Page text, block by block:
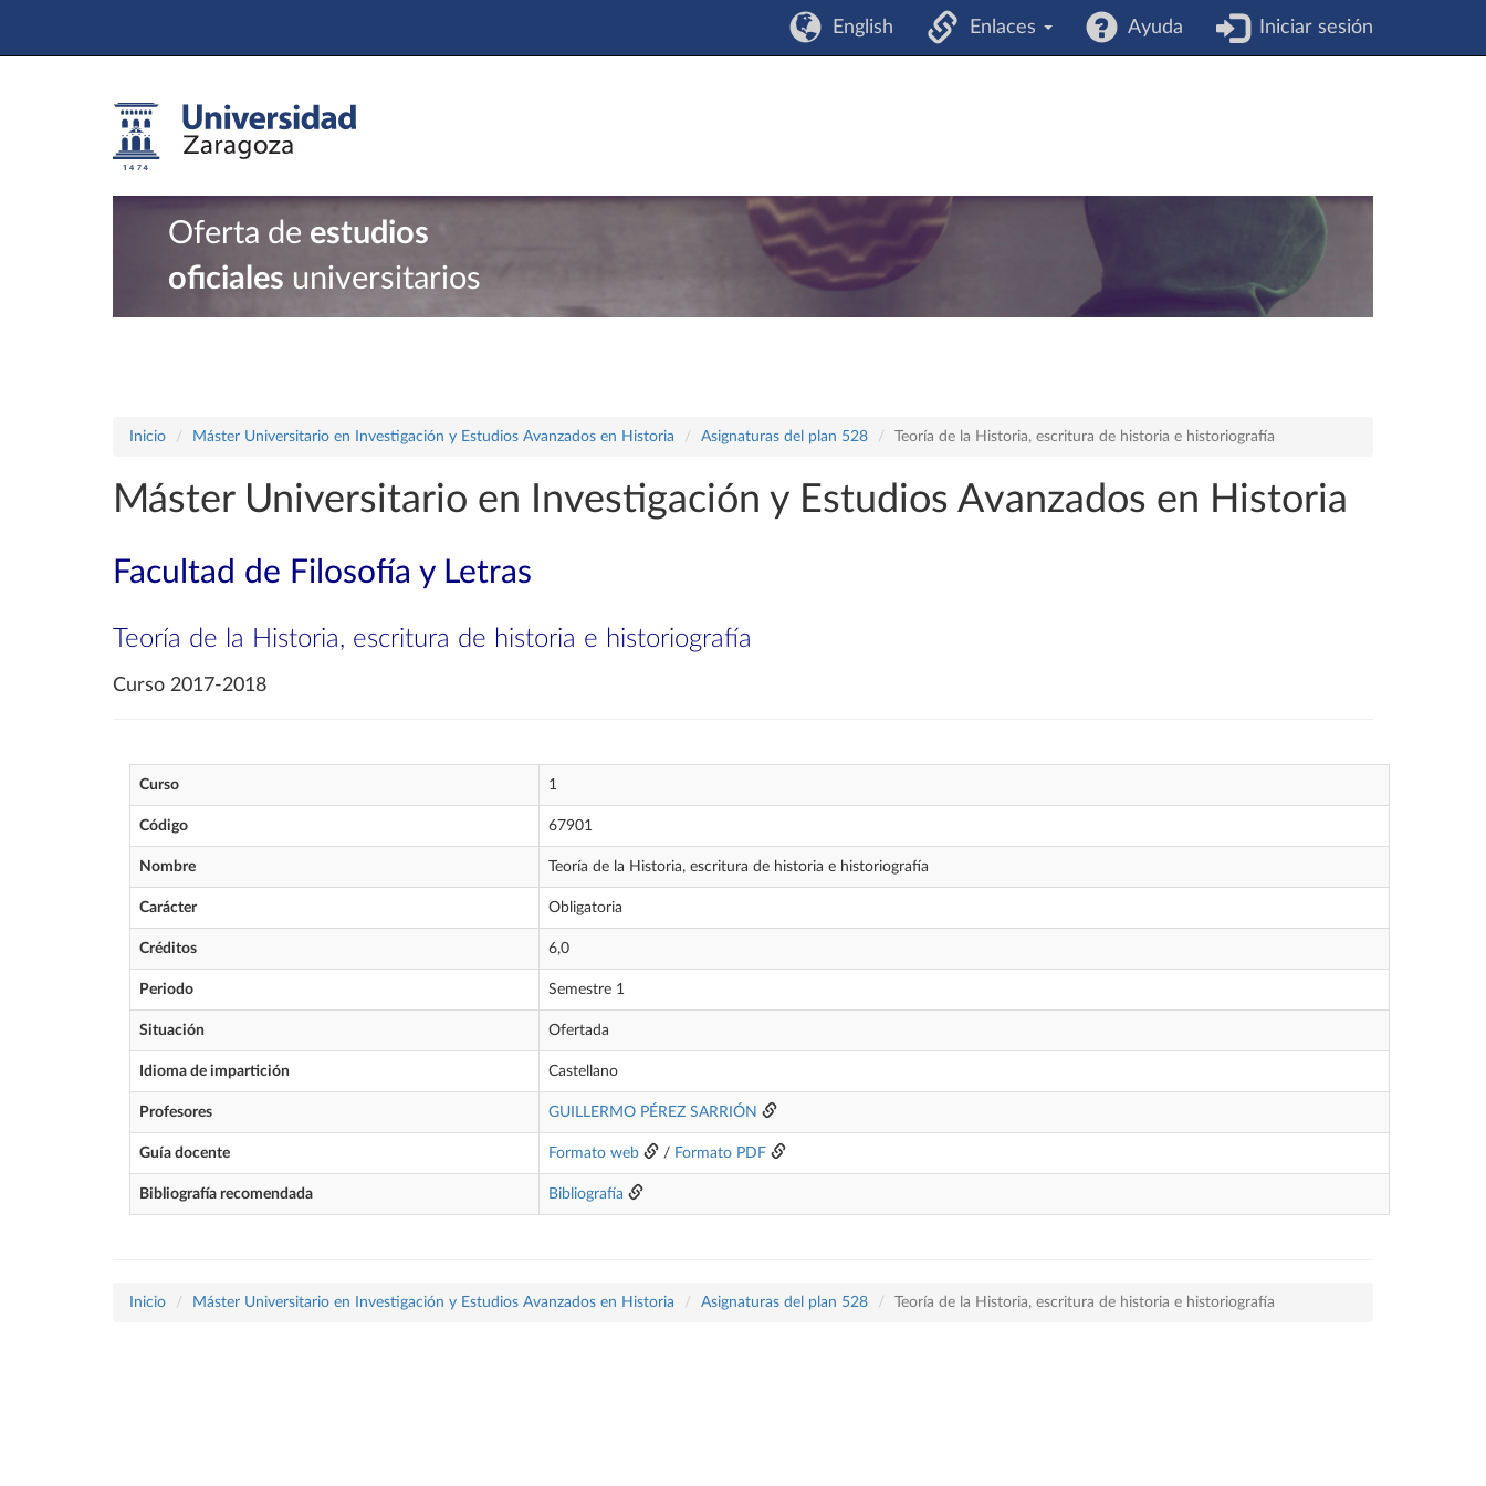
English Enlaces Ayuda Iniciar sesión
Oferta de estudios
oficiales universitarios
Inicio Máster Universitario en Investigación y Estudios Avanzados en Historia Asignaturas del plan 528 Teoría de la Historia, escritura de historia e historiografía
Máster Universitario en Investigación y Estudios Avanzados en Historia
Facultad de Filosofía y Letras
Teoría de la Historia, escritura de historia e historiografía
Curso 2017-2018
Curso 1
Código 67901
Nombre Teoría de la Historia, escritura de historia e historiografía
Carácter Obligatoria
Créditos 6,0
Periodo Semestre 1
Situación Ofertada
Idioma de impartición Castellano
Profesores GUILLERMO PÉREZ SARRIÓN
Guía docente Formato web / Formato PDF
Bibliografía recomendada Bibliografía
Inicio Máster Universitario en Investigación y Estudios Avanzados en Historia Asignaturas del plan 528 Teoría de la Historia, escritura de historia e historiografía